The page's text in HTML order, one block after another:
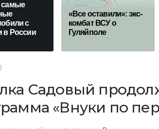
самые
с
в России
«Все оставили»: экс-
комбат ВСУ о
Гуляйполе
Садовый
«Внуки по